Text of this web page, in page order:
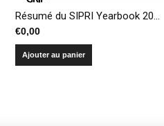
€0,00
Ajouter au panier